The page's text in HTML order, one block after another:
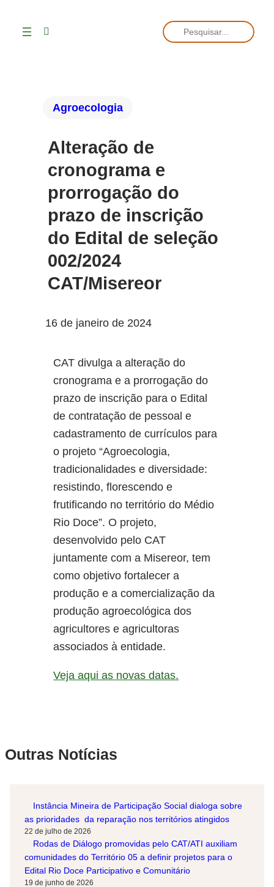
Pesquisar
Agroecologia
Alteração de
cronograma e
prorrogação do
prazo de inscrição
do Edital de seleção
002/2024
CAT/Misereor
16 de janeiro de 2024
CAT divulga a alteração do
cronograma e a prorrogação do
prazo de inscrição para o Edital
de contratação de pessoal e
cadastramento de currículos para
o projeto “Agroecologia,
tradicionalidades e diversidade:
resistindo, florescendo e
frutificando no território do Médio
Rio Doce”. O projeto,
desenvolvido pelo CAT
juntamente com a Misereor, tem
como objetivo fortalecer a
produção e a comercialização da
produção agroecológica dos
agricultores e agricultoras
associados à entidade.
Veja aqui as novas datas.
Outras Notícias
Instância Mineira de Participação Social dialoga sobre
as prioridades da reparação nos territórios atingidos
22 de julho de 2026
Rodas de Diálogo promovidas pelo CAT/ATI auxiliam
comunidades do Território 05 a definir projetos para o
Edital Rio Doce Participativo e Comunitário
19 de junho de 2026